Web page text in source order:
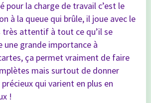
pour la charge de travail c’est le
à la queue qui brûle, il joue avec le
très attentif à tout ce qu’il se
une grande importance à
ça permet vraiment de faire
mais surtout de donner
qui varient en plus en
!